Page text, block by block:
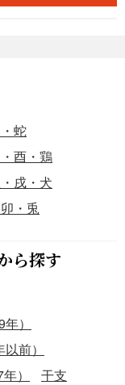
蛇
酉・鶏
戌・犬
・兎
ら探す
）
前）
）
干支